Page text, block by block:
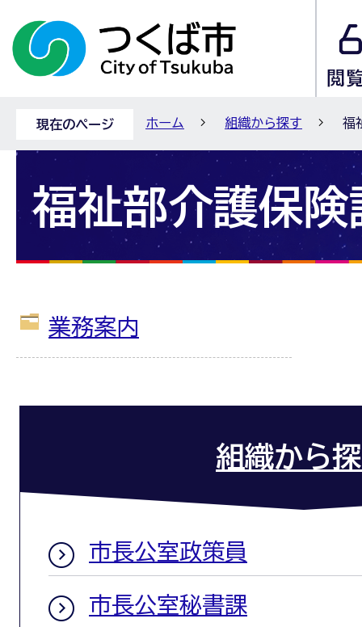
現在のページ ホーム 組織から探す 福
福祉部介護保険
業務案内
組織から
市長公室政策員
市長公室秘書課